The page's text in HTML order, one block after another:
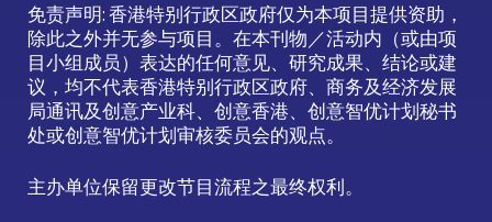
免责声明: 香港特别行政区政府仅为本项目提供资助，
除此之外并无参与项目。在本刊物／活动内（或由项
目小组成员）表达的任何意见、研究成果、结论或建
议，均不代表香港特别行政区政府、商务及经济发展
局通讯及创意产业科、创意香港、创意智优计划秘书
处或创意智优计划审核委员会的观点。
主办单位保留更改节目流程之最终权利。